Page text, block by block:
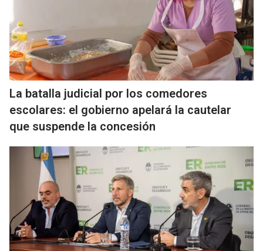
La batalla judicial por los comedores
escolares: el gobierno apelará la cautelar
que suspende la concesión